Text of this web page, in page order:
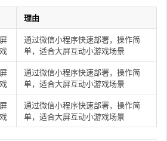
理由
通过微信小程序快速部署，操作简
单，适合大屏互动小游戏场景
通过微信小程序快速部署，操作简
单，适合大屏互动小游戏场景
通过微信小程序快速部署，操作简
单，适合大屏互动小游戏场景